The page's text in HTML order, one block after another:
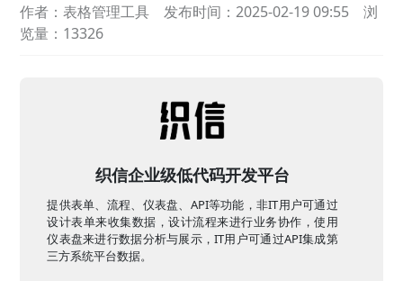
作者：表格管理工具 发布时间：2025-02-19 09:55
浏
览量：13326
织信企业级低代码开发平台
提供表单、流程、仪表盘、API等功能，非IT用户可通过
设计表单来收集数据，设计流程来进行业务协作，使用
仪表盘来进行数据分析与展示，IT用户可通过API集成第
三方系统平台数据。